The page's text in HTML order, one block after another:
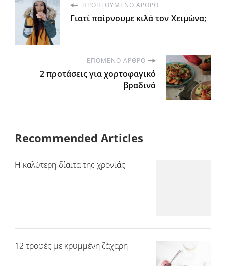
ΠΡΟΗΓΟΎΜΕΝΟ ΆΡΘΡΟ
Γιατί παίρνουμε κιλά τον Χειμώνα;
ΕΠΌΜΕΝΟ ΆΡΘΡΟ
2 προτάσεις για χορτοφαγικό
βραδινό
Recommended Articles
Η καλύτερη δίαιτα της χρονιάς
12 τροφές με κρυμμένη ζάχαρη